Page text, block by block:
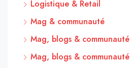
Logistique & Retail
Mag & communauté
Mag, blogs & communauté
Mag, blogs & communauté